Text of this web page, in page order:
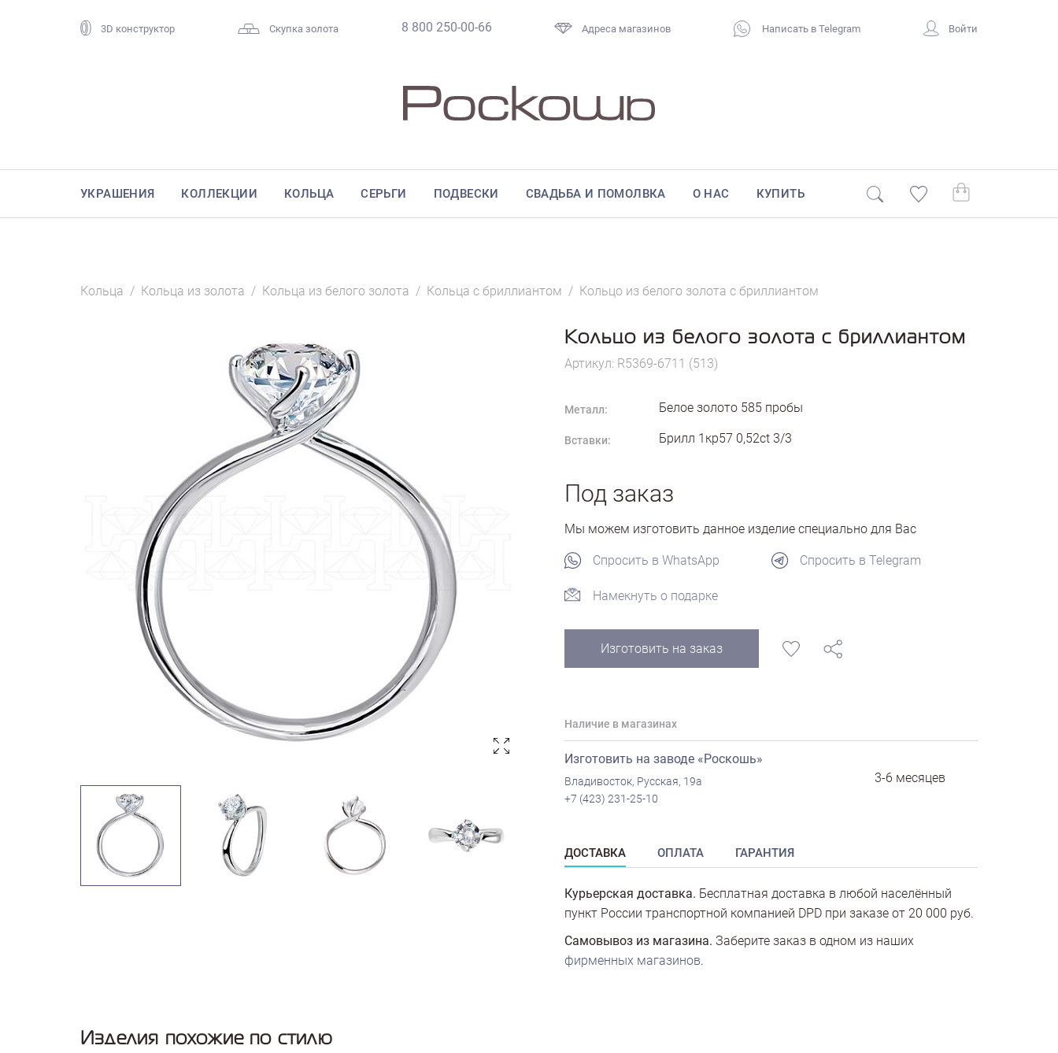
3D конструктор Скупка золота 8 800 250-00-66 Адреса магазинов Написать в Telegram Войти
УКРАШЕНИЯ КОЛЛЕКЦИИ КОЛЬЦА СЕРЬГИ ПОДВЕСКИ СВАДЬБА И ПОМОЛВКА О НАС КУПИТЬ
Кольца / Кольца из золота / Кольца из белого золота / Кольца с бриллиантом / Кольцо из белого золота с бриллиантом
Кольцо из белого золота с бриллиантом
Артикул: R5369-6711 (513)
Металл: Белое золото 585 пробы
Вставки: Брилл 1кр57 0,52ct 3/3
Под заказ
Мы можем изготовить данное изделие специально для Вас
Спросить в WhatsApp Спросить в Telegram
Намекнуть о подарке
Изготовить на заказ
Наличие в магазинах
Изготовить на заводе «Роскошь»
Владивосток, Русская, 19а
+7 (423) 231-25-10
3-6 месяцев
ДОСТАВКА ОПЛАТА ГАРАНТИЯ
Курьерская доставка. Бесплатная доставка в любой населённый
пункт России транспортной компанией DPD при заказе от 20 000 руб.
Самовывоз из магазина. Заберите заказ в одном из наших
фирменных магазинов.
Изделия похожие по стилю